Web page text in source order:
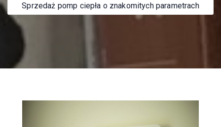
Sprzedaż pomp ciepła o znakomitych parametrach